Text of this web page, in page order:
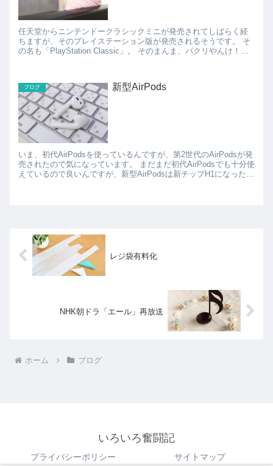
任天堂からニンテンドークラシックミニが発売されてしばらく経
ちますが、そのプレイステーション版が発売されるそうです。 そ
の名も「PlayStation Classic」。 そのまんま、パクリやんけ！と
ブログ 新型AirPods
いま、初代AirPodsを使っているんですが、第2世代のAirPodsが発
売されたので気になっています。 まだまだ初代AirPodsでも十分使
えているので良いんですが、新型AirPodsは新チップH1になったこ
レジ袋有料化
NHK朝ドラ「エール」再放送
ホーム ブログ
いろいろ奮闘記
プライバシーポリシー サイトマップ